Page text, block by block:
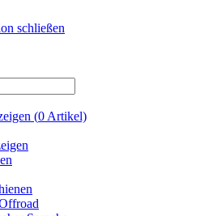
schließen
(0 Artikel)